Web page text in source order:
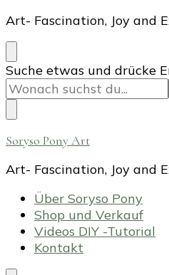
Art- Fascination, Joy and
Suchst
du
nach
etwas?
Suche etwas und drücke
Soryso Pony Art
Art- Fascination, Joy and
Über Soryso Pony
Shop und Verkauf
Videos DIY -Tutorial
Kontakt